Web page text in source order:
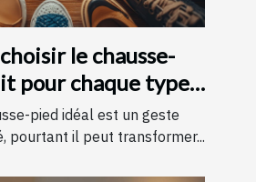
le chausse-
pour chaque type
pied idéal est un geste
pourtant il peut transformer...